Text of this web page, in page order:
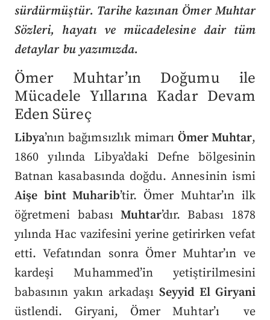
sürdürmüştür. Tarihe kazınan Ömer Muhtar
Sözleri, hayatı ve mücadelesine dair tüm
detaylar bu yazımızda.
Ömer Muhtar’ın Doğumu ile
Mücadele Yıllarına Kadar Devam
Eden Süreç
Libya’nın bağımsızlık mimarı Ömer Muhtar,
1860 yılında Libya’daki Defne bölgesinin
Batnan kasabasında doğdu. Annesinin ismi
Aişe bint Muharib’tir. Ömer Muhtar’ın ilk
öğretmeni babasıMuhtar’dır. Babası 1878
yılında Hac vazifesini yerine getirirken vefat
etti. Vefatından sonra Ömer Muhtar’ın ve
kardeşi Muhammed’in yetiştirilmesini
babasının yakın arkadaşı Seyyid El Giryani
üstlendi. Giryani, Ömer Muhtar’ı ve